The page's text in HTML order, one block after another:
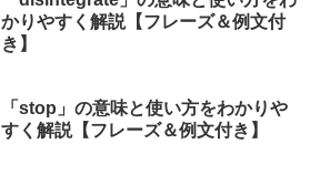
かりやすく解説【フレーズ＆例文付
き】
「stop」の意味と使い方をわかりや
すく解説【フレーズ＆例文付き】